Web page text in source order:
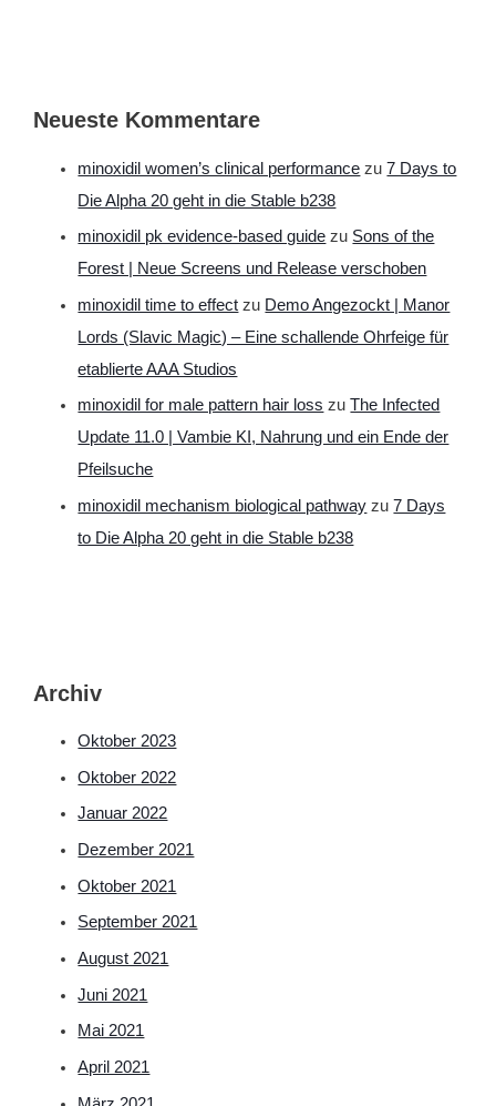
Neueste Kommentare
minoxidil women’s clinical performance zu7 Days to
Die Alpha 20 geht in die Stable b238
minoxidil pk evidence‑based guide zu Sons of the
Forest | Neue Screens und Release verschoben
minoxidil time to effect zu Demo Angezockt | Manor
Lords (Slavic Magic) – Eine schallende Ohrfeige für
etablierte AAA Studios
minoxidil for male pattern hair loss zuThe Infected
Update 11.0 | Vambie KI, Nahrung und ein Ende der
Pfeilsuche
minoxidil mechanism biological pathway zu7 Days
to Die Alpha 20 geht in die Stable b238
Archiv
Oktober 2023
Oktober 2022
Januar 2022
Dezember 2021
Oktober 2021
September 2021
August 2021
Juni 2021
Mai 2021
April 2021